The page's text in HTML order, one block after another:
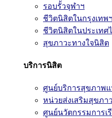
รอบรั้วจุฬาฯ
ชีวิตนิสิตในกรุงเทพฯ
ชีวิตนิสิตในประเทศ
สุขภาวะทางใจนิสิต
บริการนิสิต
ศูนย์บริการสุขภาพแ
หน่วยส่งเสริมสุขภา
ศูนย์นวัตกรรมการเ